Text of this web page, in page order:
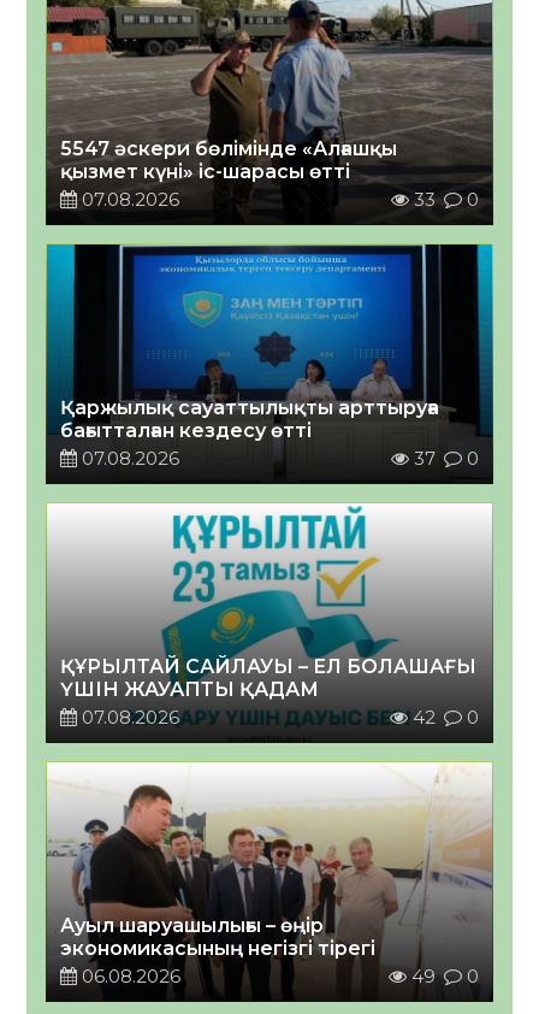
5547 әскери бөлімінде «Алғашқы
қызмет күні» іс-шарасы өтті
07.08.2026
33 0
Қаржылық сауаттылықты арттыруға
бағытталған кездесу өтті
07.08.2026
37 0
ҚҰРЫЛТАЙ САЙЛАУЫ – ЕЛ БОЛАШАҒЫ
ҮШІН ЖАУАПТЫ ҚАДАМ
07.08.2026
42 0
Ауыл шаруашылығы – өңір
экономикасының негізгі тірегі
06.08.2026
49 0